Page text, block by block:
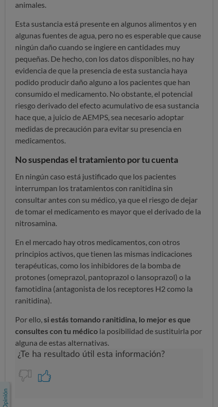
animales.
Esta sustancia está presente en algunos alimentos y en
algunas fuentes de agua, pero no es esperable que cause
ningún daño cuando se ingiere en cantidades muy
pequeñas. De hecho, con los datos disponibles, no hay
evidencia de que la presencia de esta sustancia haya
podido producir daño alguno a los pacientes que han
consumido el medicamento. No obstante, el potencial
riesgo derivado del efecto acumulativo de esa sustancia
hace que, a juicio de AEMPS, sea necesario adoptar
medidas de precaución para evitar su presencia en
medicamentos.
No suspendas el tratamiento por tu cuenta
En ningún caso está justificado que los pacientes
interrumpan los tratamientos con ranitidina sin
consultar antes con su médico, ya que el riesgo de dejar
de tomar el medicamento es mayor que el derivado de la
nitrosamina.
En el mercado hay otros medicamentos, con otros
principios activos, que tienen las mismas indicaciones
terapéuticas, como los inhibidores de la bomba de
protones (omeprazol, pantoprazol o lansoprazol) o la
famotidina (antagonista de los receptores H2 como la
ranitidina).
Por ello, si estás tomando ranitidina, lo mejor es que
consultes con tu médico la posibilidad de sustituirla por
alguna de estas alternativas.